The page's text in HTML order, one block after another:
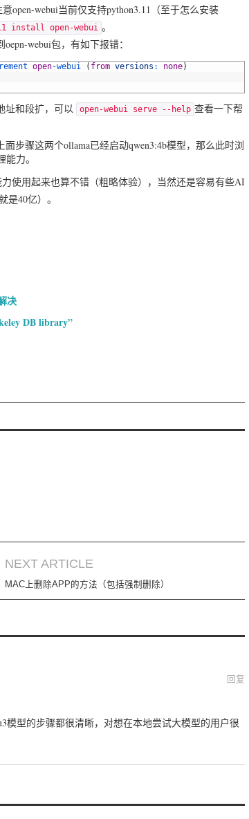
open-webui当前仅支持python3.11（至于怎么安装
install open-webui 。
webui包，有如下报错：
open-webui ( from versions : none)
址和段扩，可以 open-webui serve --help 查看一下帮
步骤这两个ollama已经启动qwen3:4b模型，那么此时浏
力。
使用起来也算不错（粗略体验），当然还是容易有些AI
40亿）。
决
DB library”
NEXT ARTICLE
MAC上删除APP的方法（包括强制删除）
回复
模型的步骤都很清晰，对想在本地尝试大模型的用户很